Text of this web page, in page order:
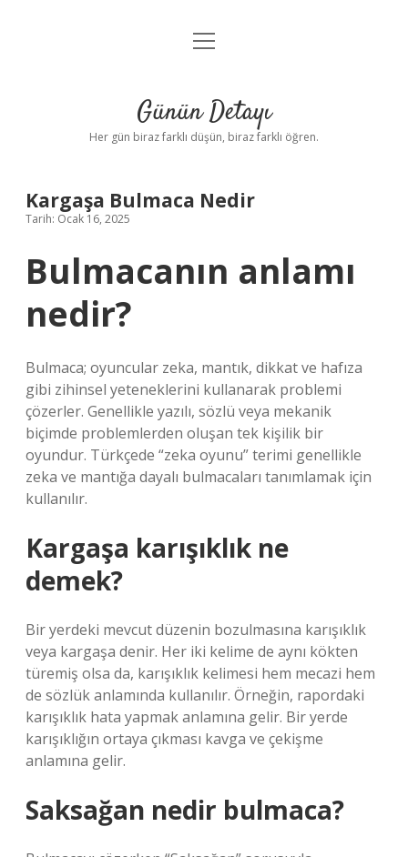
Anasayfa
Yasal Uyarı
menüyü
Günün Detayı
Her gün biraz farklı düşün, biraz farklı öğren.
Kargaşa Bulmaca Nedir
Tarih: Ocak 16, 2025
Bulmacanın anlamı
nedir?
Bulmaca; oyuncular zeka, mantık, dikkat ve hafıza
gibi zihinsel yeteneklerini kullanarak problemi
çözerler. Genellikle yazılı, sözlü veya mekanik
biçimde problemlerden oluşan tek kişilik bir
oyundur. Türkçede “zeka oyunu” terimi genellikle
zeka ve mantığa dayalı bulmacaları tanımlamak için
kullanılır.
Kargaşa karışıklık ne
demek?
Bir yerdeki mevcut düzenin bozulmasına karışıklık
veya kargaşa denir. Her iki kelime de aynı kökten
türemiş olsa da, karışıklık kelimesi hem mecazi hem
de sözlük anlamında kullanılır. Örneğin, rapordaki
karışıklık hata yapmak anlamına gelir. Bir yerde
karışıklığın ortaya çıkması kavga ve çekişme
anlamına gelir.
Saksağan nedir bulmaca?